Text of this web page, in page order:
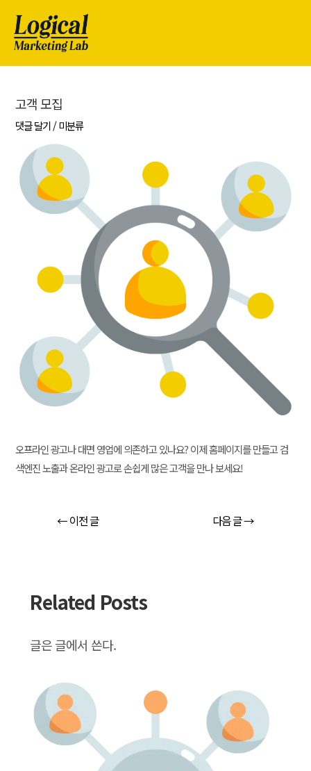
고객 모집
댓글 달기/미분류
오프라인 광고나 대면 영업에 의존하고 있나요? 이제 홈페이지를 만들고 검
색엔진 노출과 온라인 광고로 손쉽게 많은 고객을 만나 보세요!
←이전 글 다음 글→
Related Posts
글은 글에서 쓴다.